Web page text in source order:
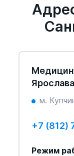
м.
+7 (812)
Режим